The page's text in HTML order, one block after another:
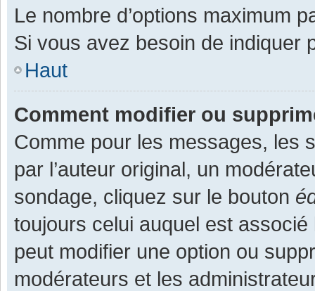
Le nombre d’options maximum
Si vous avez besoin de indiquer
Haut
Comment modifier ou
Comme pour les messages, les
par l’auteur original, un
sondage, cliquez sur le bouton
toujours celui auquel est associé
peut modifier une option ou
modérateurs et les